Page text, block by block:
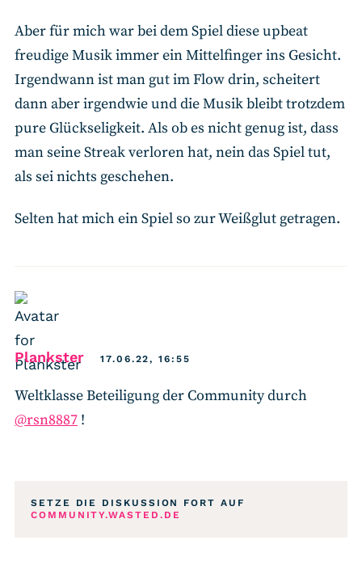
Aber für mich war bei dem Spiel diese upbeat
freudige Musik immer ein Mittelfinger ins Gesicht.
Irgendwann ist man gut im Flow drin, scheitert
dann aber irgendwie und die Musik bleibt trotzdem
pure Glückseligkeit. Als ob es nicht genug ist, dass
man seine Streak verloren hat, nein das Spiel tut,
als sei nichts geschehen.
Selten hat mich ein Spiel so zur Weißglut getragen.
Plankstersays:17.06.22, 16:55
Weltklasse Beteiligung der Community durch
@rsn8887 !
SETZE DIE DISKUSSION FORT AUF
COMMUNITY.WASTED.DE